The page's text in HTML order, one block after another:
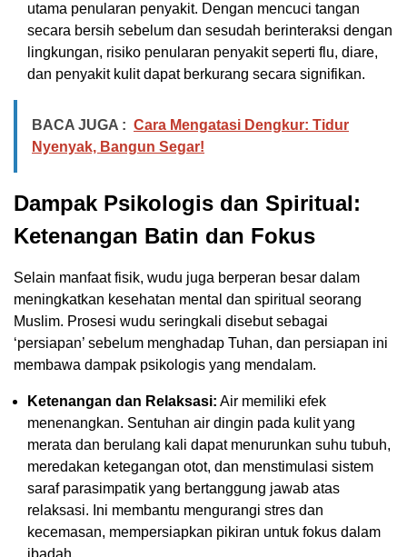
utama penularan penyakit. Dengan mencuci tangan
secara bersih sebelum dan sesudah berinteraksi dengan
lingkungan, risiko penularan penyakit seperti flu, diare,
dan penyakit kulit dapat berkurang secara signifikan.
BACA JUGA : Cara Mengatasi Dengkur: Tidur
Nyenyak, Bangun Segar!
Dampak Psikologis dan Spiritual:
Ketenangan Batin dan Fokus
Selain manfaat fisik, wudu juga berperan besar dalam
meningkatkan kesehatan mental dan spiritual seorang
Muslim. Prosesi wudu seringkali disebut sebagai
‘persiapan’ sebelum menghadap Tuhan, dan persiapan ini
membawa dampak psikologis yang mendalam.
Ketenangan dan Relaksasi: Air memiliki efek
menenangkan. Sentuhan air dingin pada kulit yang
merata dan berulang kali dapat menurunkan suhu tubuh,
meredakan ketegangan otot, dan menstimulasi sistem
saraf parasimpatik yang bertanggung jawab atas
relaksasi. Ini membantu mengurangi stres dan
kecemasan, mempersiapkan pikiran untuk fokus dalam